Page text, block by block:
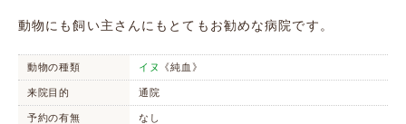
動物にも飼い主さんにもとてもお勧めな病院です。
動物の種類 イヌ 《純血》
来院目的 通院
予約の有無 なし